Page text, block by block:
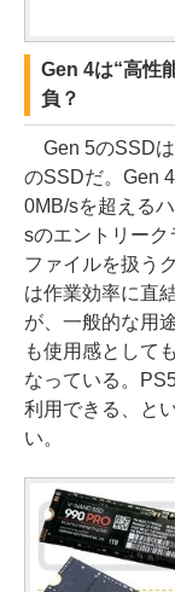
Gen 4は“高性
負？
Gen 5のSSDは
のSSDだ。Gen
0MB/sを超える
sのエントリー
ファイルを扱う
は作業効率に直
が、一般的な用
も使用感として
なっている。
利用できる、と
い。